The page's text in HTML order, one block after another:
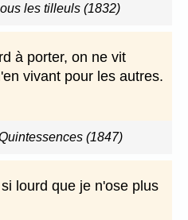
les tilleuls (1832)
à porter, on ne vit
vivant pour les autres.
(1847)
lourd que je n'ose plus